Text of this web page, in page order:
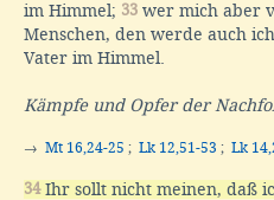
im Himmel; 33 wer mich aber
Menschen, den werde auch
Vater im Himmel.
Kämpfe und Opfer der
→ Mt 16,24-25 ; Lk 12,51-53 ; Lk
34Ihr sollt nicht meinen, daß